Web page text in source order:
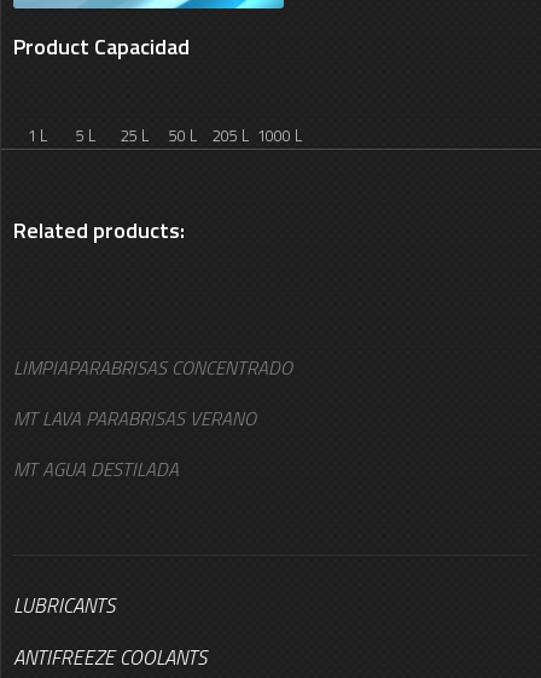
Product Capacidad
1 L 5 L 25 L 50 L 205 L 1000 L
Related products:
LIMPIAPARABRISAS CONCENTRADO
MT LAVA PARABRISAS VERANO
MT AGUA DESTILADA
LUBRICANTS
ANTIFREEZE COOLANTS